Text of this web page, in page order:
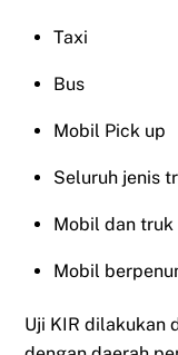
Taxi
Bus
Mobil Pick up
Seluruh jenis
Mobil dan
Mobil
Uji KIR dilakukan